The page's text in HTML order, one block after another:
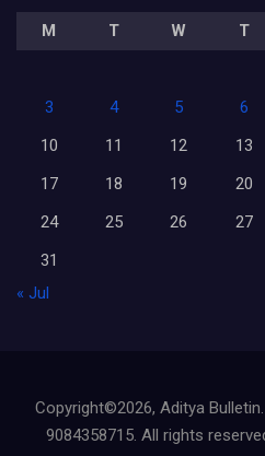
M T W T
3
4 5 6
10
11 12 13
17
18 19 20
24
25 26 27
31
« Jul
Copyright©2026, Aditya
9084358715. All rights